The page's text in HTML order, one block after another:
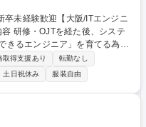
きるエンジニア」を育てる為、
スキルを伸ばすプログラムを
ム
ので、メンバーと協力しながら
とは質問ができる風土であり、
験浅くても意欲重視で上流案
リア】管理職としてマネジメン
取得支援あり
転勤なし
土日祝休み 服装自由